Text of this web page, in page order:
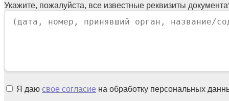
Укажите, пожалуйста, все известные реквизиты документа
Я даю свое согласие на обработку персональных